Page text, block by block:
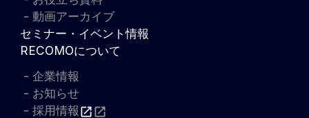
動画アーカイブ
セミナー・イベント情報
RECOMOについて
企業情報
お知らせ
採用情報